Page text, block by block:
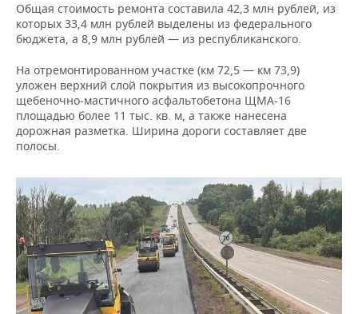
ФИГУРНОЕ КАТАНИЕ
ХОККЕЙ С МЯЧОМ
МЕДИЦИНА
ПРОИСШЕСТВИЯ
Общая стоимость ремонта составила 42,3 млн рублей, из
которых 33,4 млн рублей выделены из федерального
бюджета, а 8,9 млн рублей — из республиканского.
На отремонтированном участке (км 72,5 — км 73,9)
уложен верхний слой покрытия из высокопрочного
щебеночно-мастичного асфальтобетона ЩМА-16
площадью более 11 тыс. кв. м, а также нанесена
дорожная разметка. Ширина дороги составляет две
полосы.